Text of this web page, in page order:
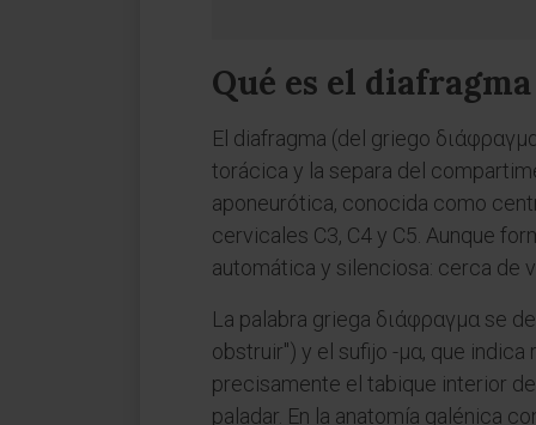
Qué es el diafragma
El diafragma (del griego
torácica y la separa del
aponeurótica, conocida como
cervicales C3, C4 y C5. Aunque
automática y silenciosa: cerca de
La palabra griega διάφραγμα se
obstruir") y el sufijo -μα, que indica
precisamente el tabique interior
paladar. En la anatomía galénica